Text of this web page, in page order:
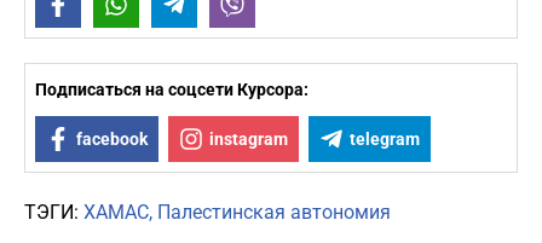
FacebookWhatsAppTelegram
Подписаться на соцсети Курсора:
facebook instagram telegram
ТЭГИ: ХАМАС Палестинская автономия